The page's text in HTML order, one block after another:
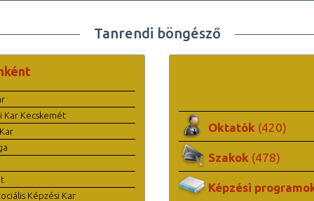
Tanrendi böngésző
Kar Kecskemét
Képzési Kar
Oktatók (420)
Szakok (478)
Képzési